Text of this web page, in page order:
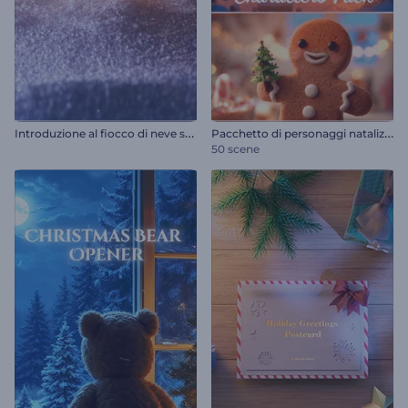
I
ntroduzione al fiocco di neve scintillante P
acchetto di personaggi natalizi gentili
50 scene